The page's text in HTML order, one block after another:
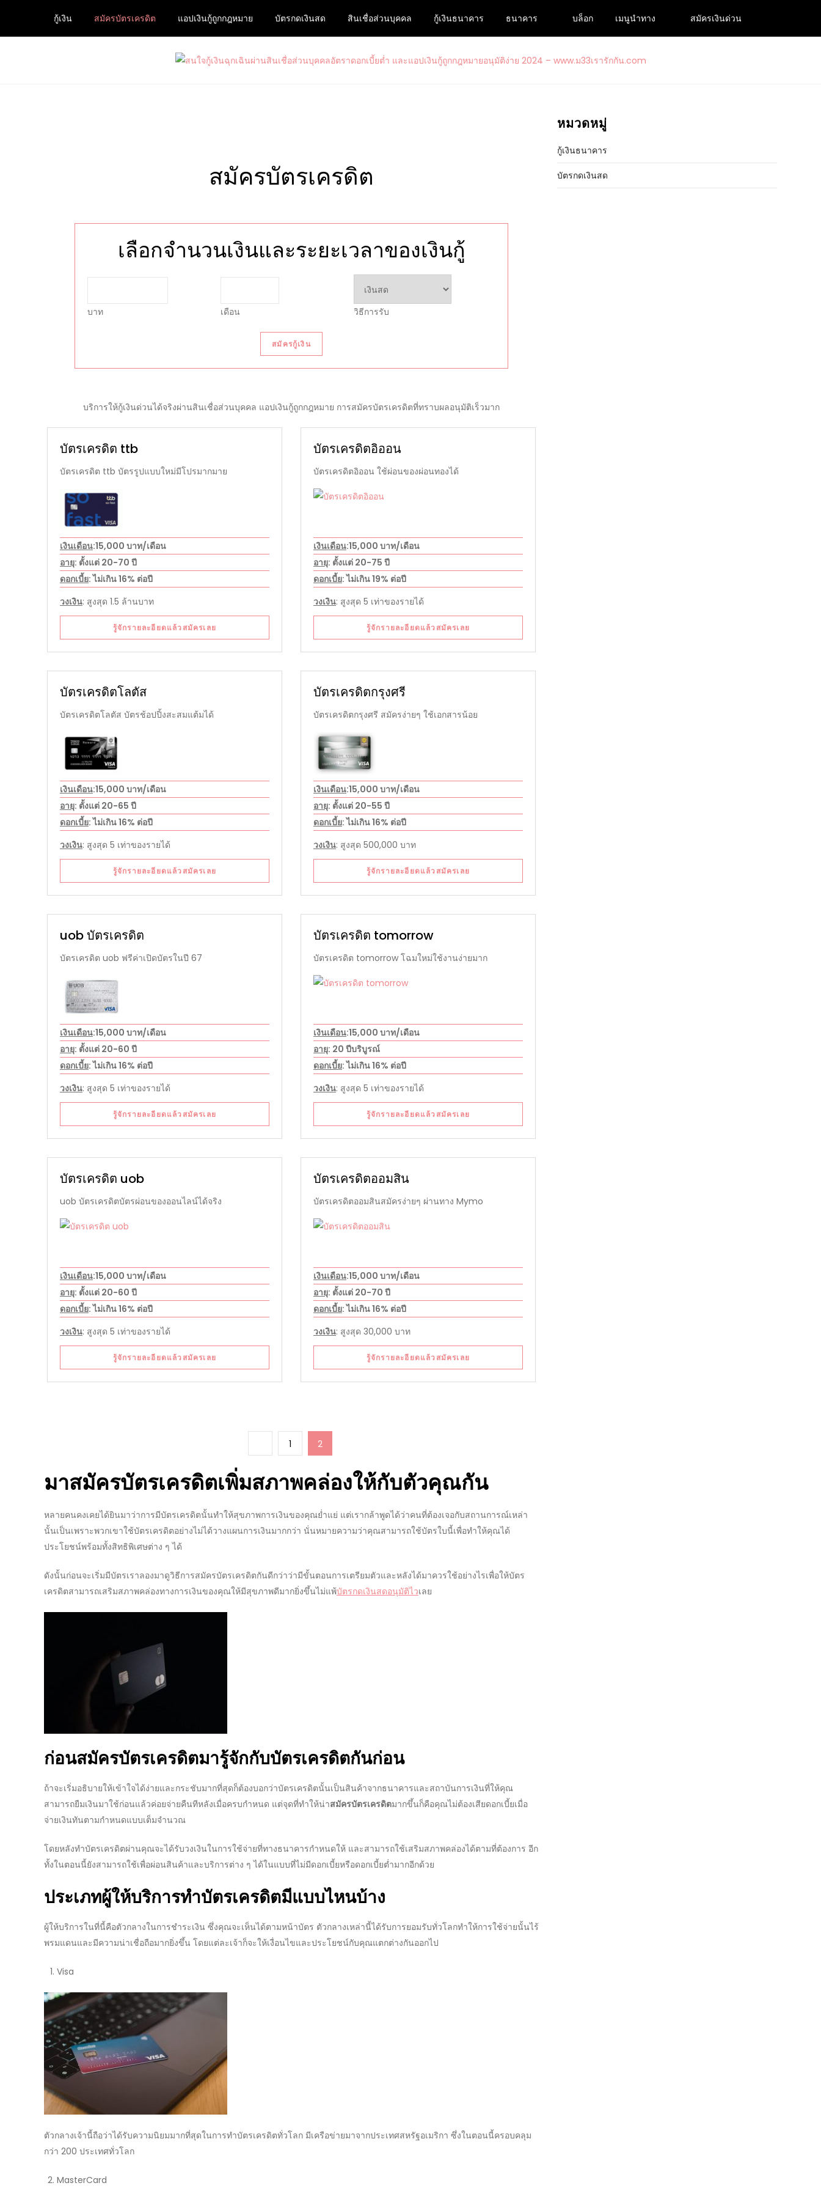
content
กู้เงิน สมัครบัตรเครดิต แอปเงินกู้ถูกกฎหมาย บัตรกดเงินสด สินเชื่อส่วนบุคคล กู้เงินธนาคาร ธนาคาร บล็อก เมนูนำทาง สมัครเงินด่วน
เลือกจำนวนเงินและระยะเวลาของเงินกู้
บาท เดือน วิธีการรับ
สมัครกู้เงิน
บริการให้กู้เงินด่วนได้จริงผ่านสินเชื่อส่วนบุคคล แอปเงินกู้ถูกกฎหมาย การสมัครบัตรเครดิตที่ทราบผลอนุมัติเร็วมาก
บัตรเครดิต ttb
บัตรเครดิต ttb บัตรรูปแบบใหม่มีโปรมากมาย
เงินเดือน:15,000 บาท/เดือน
อายุ: ตั้งแต่ 20-70 ปี
ดอกเบี้ย: ไม่เกิน 16% ต่อปี
วงเงิน: สูงสุด 1.5 ล้านบาท
รู้จักรายละอียดแล้วสมัครเลย
บัตรเครดิตอิออน
บัตรเครดิตอิออน ใช้ผ่อนของผ่อนทองได้
เงินเดือน:15,000 บาท/เดือน
อายุ: ตั้งแต่ 20-75 ปี
ดอกเบี้ย: ไม่เกิน 19% ต่อปี
วงเงิน: สูงสุด 5 เท่าของรายได้
รู้จักรายละอียดแล้วสมัครเลย
บัตรเครดิตโลตัส
บัตรเครดิตโลตัส บัตรช้อปปิ้งสะสมแต้มได้
เงินเดือน:15,000 บาท/เดือน
อายุ: ตั้งแต่ 20-65 ปี
ดอกเบี้ย: ไม่เกิน 16% ต่อปี
วงเงิน: สูงสุด 5 เท่าของรายได้
รู้จักรายละอียดแล้วสมัครเลย
บัตรเครดิตกรุงศรี
บัตรเครดิตกรุงศรี สมัครง่ายๆ ใช้เอกสารน้อย
เงินเดือน:15,000 บาท/เดือน
อายุ: ตั้งแต่ 20-55 ปี
ดอกเบี้ย: ไม่เกิน 16% ต่อปี
วงเงิน: สูงสุด 500,000 บาท
รู้จักรายละอียดแล้วสมัครเลย
uob บัตรเครดิต
บัตรเครดิต uob ฟรีค่าเปิดบัตรในปี 67
เงินเดือน:15,000 บาท/เดือน
อายุ: ตั้งแต่ 20-60 ปี
ดอกเบี้ย: ไม่เกิน 16% ต่อปี
วงเงิน: สูงสุด 5 เท่าของรายได้
รู้จักรายละอียดแล้วสมัครเลย
บัตรเครดิต tomorrow
บัตรเครดิต tomorrow โฉมใหม่ใช้งานง่ายมาก
เงินเดือน:15,000 บาท/เดือน
อายุ: 20 ปีบริบูรณ์
ดอกเบี้ย: ไม่เกิน 16% ต่อปี
วงเงิน: สูงสุด 5 เท่าของรายได้
รู้จักรายละอียดแล้วสมัครเลย
บัตรเครดิต uob
uob บัตรเครดิตบัตรผ่อนของออนไลน์ได้จริง
เงินเดือน:15,000 บาท/เดือน
อายุ: ตั้งแต่ 20-60 ปี
ดอกเบี้ย: ไม่เกิน 16% ต่อปี
วงเงิน: สูงสุด 5 เท่าของรายได้
รู้จักรายละอียดแล้วสมัครเลย
บัตรเครดิตออมสิน
บัตรเครดิตออมสินสมัครง่ายๆ ผ่านทาง Mymo
เงินเดือน:15,000 บาท/เดือน
อายุ: ตั้งแต่ 20-70 ปี
ดอกเบี้ย: ไม่เกิน 16% ต่อปี
วงเงิน: สูงสุด 30,000 บาท
รู้จักรายละอียดแล้วสมัครเลย
navigation
PreviousPage
1 Page
2
มาสมัครบัตรเครดิตเพิ่มสภาพคล่องให้กับตัวคุณกัน
หลายคนคงเคยได้ยินมาว่าการมีบัตรเครดิตนั้นทำให้สุขภาพการเงินของคุณย่ำแย่ แต่เรากล้าพูดได้ว่าคนที่ต้องเจอกับสถานการณ์เหล่า
นั้นเป็นเพราะพวกเขาใช้บัตรเครดิตอย่างไม่ได้วางแผนการเงินมากกว่า นั่นหมายความว่าคุณสามารถใช้บัตรใบนี้เพื่อทำให้คุณได้
ประโยชน์พร้อมทั้งสิทธิพิเศษต่าง ๆ ได้
ดังนั้นก่อนจะเริ่มมีบัตรเราลองมาดูวิธีการสมัครบัตรเครดิตกันดีกว่าว่ามีขั้นตอนการเตรียมตัวและหลังได้มาควรใช้อย่างไรเพื่อให้บัตร
เครดิตสามารถเสริมสภาพคล่องทางการเงินของคุณให้มีสุขภาพดีมากยิ่งขึ้นไม่แพ้บัตรกดเงินสดอนุมัติไวเลย
ก่อนสมัครบัตรเครดิตมารู้จักกับบัตรเครดิตกันก่อน
ถ้าจะเริ่มอธิบายให้เข้าใจได้ง่ายและกระชับมากที่สุดก็ต้องบอกว่าบัตรเครดิตนั้นเป็นสินค้าจากธนาคารและสถาบันการเงินที่ให้คุณ
สามารถยืมเงินมาใช้ก่อนแล้วค่อยจ่ายคืนทีหลังเมื่อครบกำหนด แต่จุดที่ทำให้น่าสมัครบัตรเครดิตมากขึ้นก็คือคุณไม่ต้องเสียดอกเบี้ยเมื่อ
จ่ายเงินทันตามกำหนดแบบเต็มจำนวณ
โดยหลังทำบัตรเครดิตผ่านคุณจะได้รับวงเงินในการใช้จ่ายที่ทางธนาคารกำหนดให้ และสามารถใช้เสริมสภาพคล่องได้ตามที่ต้องการ อีก
ทั้งในตอนนี้ยังสามารถใช้เพื่อผ่อนสินค้าและบริการต่าง ๆ ได้ในแบบที่ไม่มีดอกเบี้ยหรือดอกเบี้ยต่ำมากอีกด้วย
ประเภทผู้ให้บริการทำบัตรเครดิตมีแบบไหนบ้าง
ผู้ให้บริการในที่นี้คือตัวกลางในการชำระเงิน ซึ่งคุณจะเห็นได้ตามหน้าบัตร ตัวกลางเหล่านี้ได้รับการยอมรับทั่วโลกทำให้การใช้จ่ายนั้นไร้
พรมแดนและมีความน่าเชื่อถือมากยิ่งขึ้น โดยแต่ละเจ้าก็จะให้เงื่อนไขและประโยชน์กับคุณแตกต่างกันออกไป
Visa
ตัวกลางเจ้านี้ถือว่าได้รับความนิยมมากที่สุดในการทำบัตรเครดิตทั่วโลก มีเครือข่ายมาจากประเทศสหรัฐอเมริกา ซึ่งในตอนนี้ครอบคลุม
กว่า 200 ประเทศทั่วโลก
MasterCard
หมวดหมู่
กู้เงินธนาคาร
บัตรกดเงินสด